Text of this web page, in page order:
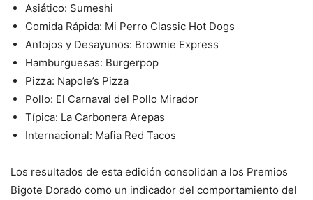
Asiático: Sumeshi
Comida Rápida: Mi Perro Classic Hot Dogs
Antojos y Desayunos: Brownie Express
Hamburguesas: Burgerpop
Pizza: Napole’s Pizza
Pollo: El Carnaval del Pollo Mirador
Típica: La Carbonera Arepas
Internacional: Mafia Red Tacos
Los resultados de esta edición consolidan a los Premios
Bigote Dorado como un indicador del comportamiento del